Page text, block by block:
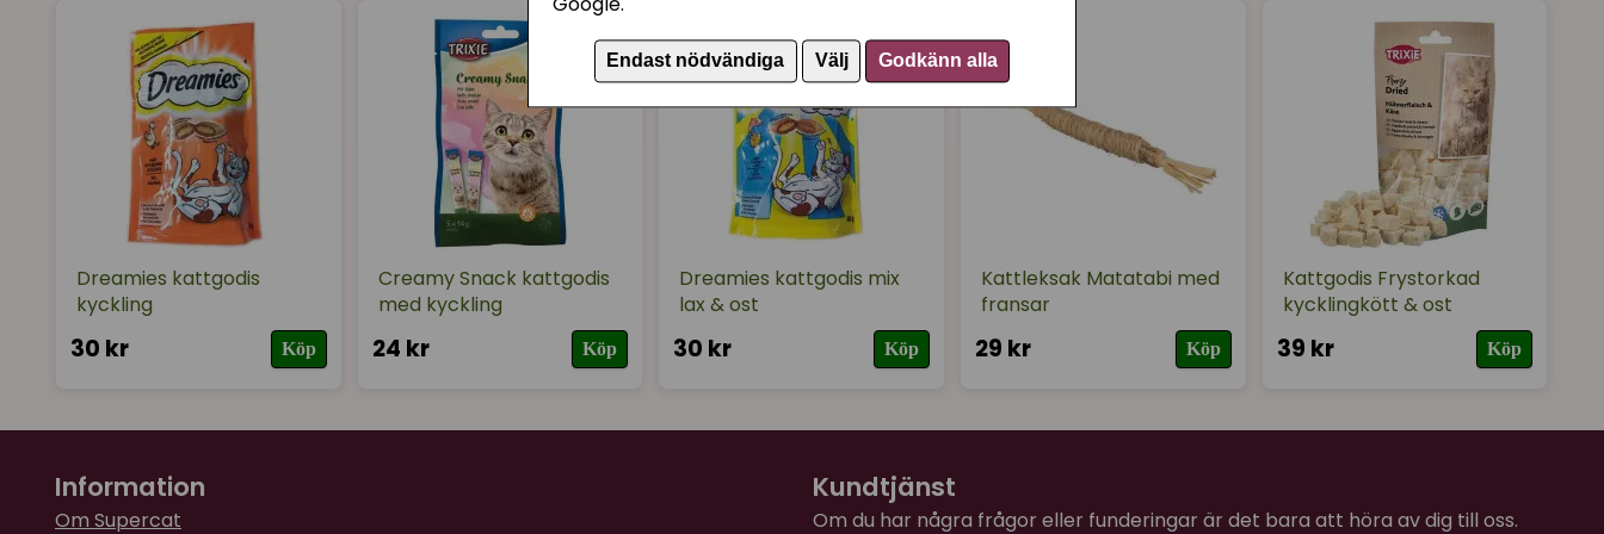
Endast nödvändiga Välj Godkänn alla
Dreamies kattgodis
kyckling
30 kr Köp
Creamy Snack kattgodis
med kyckling
24 kr Köp
Dreamies kattgodis mix
lax & ost
30 kr Köp
Kattleksak Matatabi med
fransar
29 kr Köp
Kattgodis Frystorkad
kycklingkött & ost
39 kr Köp
Information
Om Supercat
Kundtjänst
Om du har några frågor eller funderingar är det bara att höra av dig till oss.